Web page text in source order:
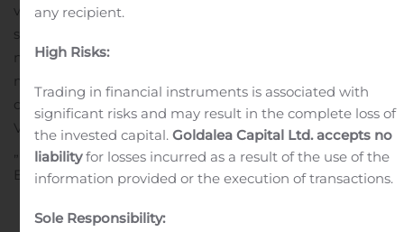
veiklos rezultato.
suteiktas 2018 m. liepą. Šis įvertinimas įmonei atvėrė
naujas galimybes tarptautinėse kapitalo rinkose – 2018
m. sėkmingai išplatinta 300 mln. eurų 5 metų trukmės
obligacijų emisija.
Kontaktinis asmuo:
Vitalij Rakovski
„Maxima Grupė“, Finansų vadovas
El. paštas:vitalij.rakovski@maximagrupe.eu
any recipient.
High Risks:
Trading in financial instruments is associated with
significant risks and may result in the complete loss of
the invested capital.Goldalea Capital Ltd. accepts no
liabilityfor losses incurred as a result of the use of the
information provided or the execution of transactions.
Sole Responsibility: